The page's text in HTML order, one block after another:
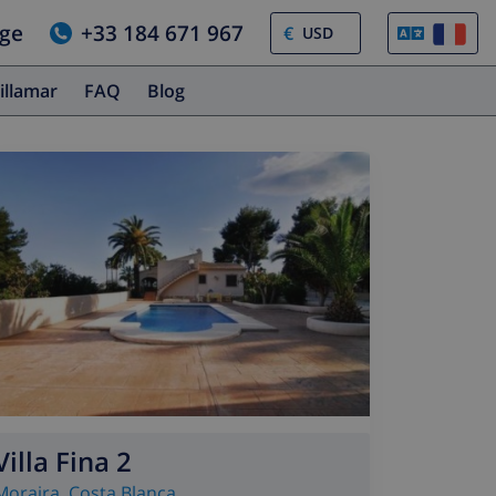
+33 184 671 967 €
FAQ Blog
Fina 2